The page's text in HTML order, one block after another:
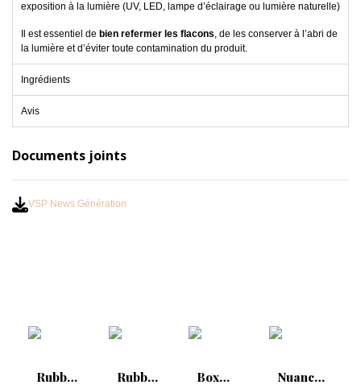
exposition à la lumière (UV, LED, lampe d’éclairage ou lumière naturelle)
Il est essentiel de bien refermer les flacons, de les conserver à l’abri de
la lumière et d’éviter toute contamination du produit.
Ingrédients
Avis
Documents joints
VSP News Génération
Rubber
Rubber
Box
Nuancier